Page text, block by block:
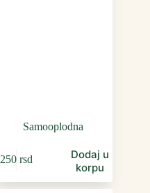
Samooplodna
250 rsd
Dodaj u
korpu